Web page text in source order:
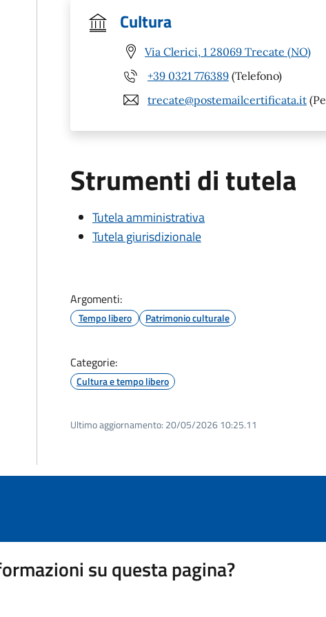
Cultura
Via Clerici, 1 28069 Trecate (NO)
+39 0321 776389 (Telefono)
trecate@postemailcertificata.it
Strumenti di tutela
Tutela amministrativa
Tutela giurisdizionale
Argomenti:
Tempo libero Patrimonio culturale
Categorie:
Cultura e tempo libero
Ultimo aggiornamento: 20/05/2026 10:25.11
su questa pagina?